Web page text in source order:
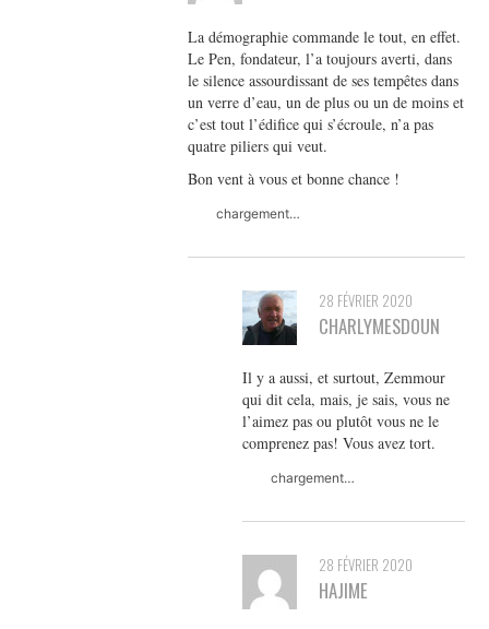
La démographie commande le tout, en effet.
Le Pen, fondateur, l’a toujours averti, dans
le silence assourdissant de ses tempêtes dans
un verre d’eau, un de plus ou un de moins et
c’est tout l’édifice qui s’écroule, n’a pas
quatre piliers qui veut.
Bon vent à vous et bonne chance !
chargement…
28 FÉVRIER 2020
CHARLYMESDOUN
Il y a aussi, et surtout, Zemmour
qui dit cela, mais, je sais, vous ne
l’aimez pas ou plutôt vous ne le
comprenez pas! Vous avez tort.
chargement…
28 FÉVRIER 2020
HAJIME